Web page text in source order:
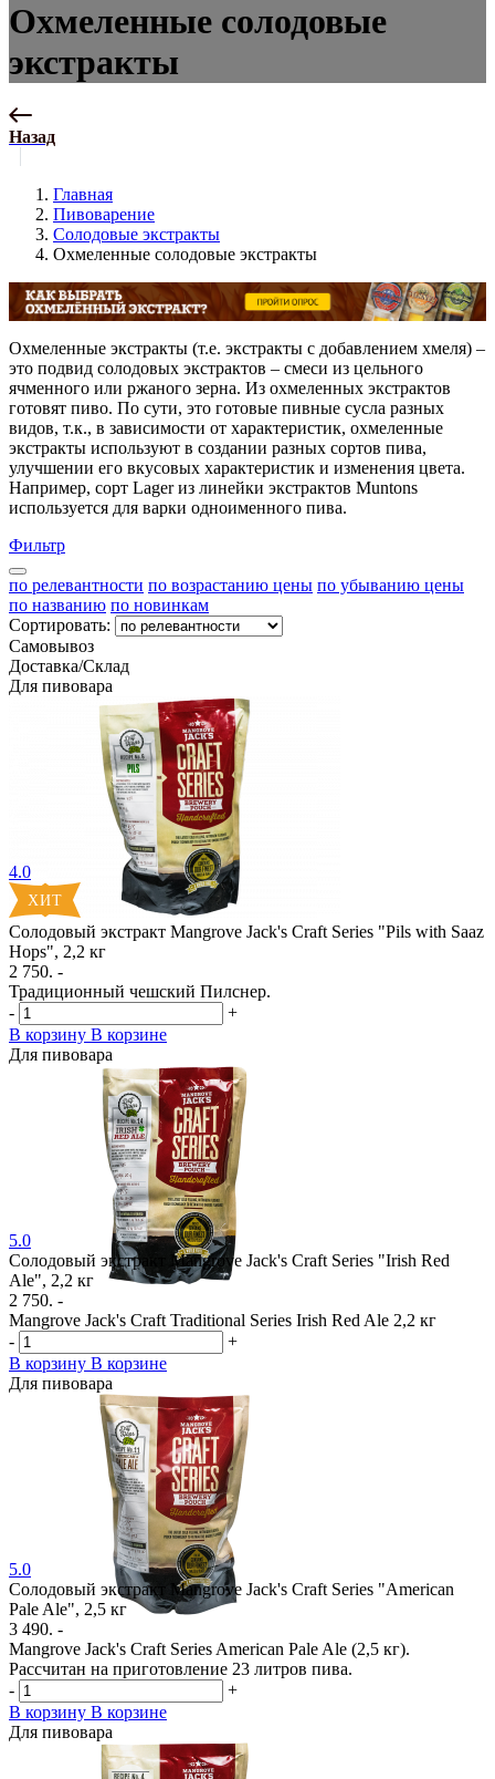
Охмеленные солодовые
экстракты
Назад
Главная
Пивоварение
Солодовые экстракты
Охмеленные солодовые экстракты
Охмеленные экстракты (т.е. экстракты с добавлением хмеля) –
это подвид солодовых экстрактов – смеси из цельного
ячменного или ржаного зерна. Из охмеленных экстрактов
готовят пиво. По сути, это готовые пивные сусла разных
видов, т.к., в зависимости от характеристик, охмеленные
экстракты используют в создании разных сортов пива,
улучшении его вкусовых характеристик и изменения цвета.
Например, сорт Lager из линейки экстрактов Muntons
используется для варки одноименного пива.
Фильтр
по релевантности по возрастанию цены по убыванию цены
по названию по новинкам
Сортировать:
Самовывоз
Доставка/Склад
Для пивовара
4.0
Солодовый экстракт Mangrove Jack's Craft Series "Pils with Saaz
Hops", 2,2 кг
2 750. -
Традиционный чешский Пилснер.
-
+
В корзину В корзине
Для пивовара
5.0
Солодовый экстракт Mangrove Jack's Craft Series "Irish Red
Ale", 2,2 кг
2 750. -
Mangrove Jack's Craft Traditional Series Irish Red Ale 2,2 кг
-
+
В корзину В корзине
Для пивовара
5.0
Солодовый экстракт Mangrove Jack's Craft Series "American
Pale Ale", 2,5 кг
3 490. -
Mangrove Jack's Craft Series American Pale Ale (2,5 кг).
Рассчитан на приготовление 23 литров пива.
-
+
В корзину В корзине
Для пивовара